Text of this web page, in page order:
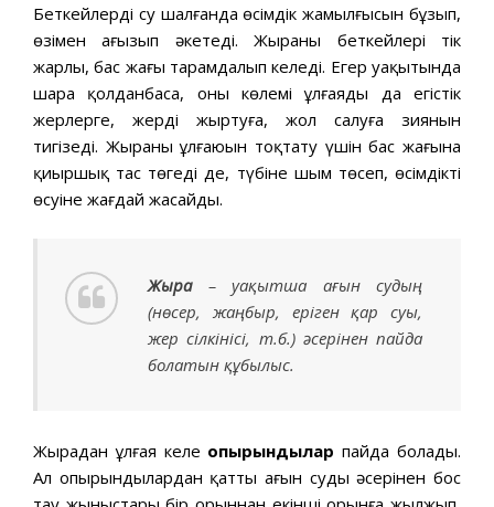
Беткейлерді су шалғанда өсімдік жамылғысын бұзып,
өзімен ағызып әкетеді. Жыраның беткейлері тік
жарлы, бас жағы тарамдалып келеді. Егер уақытында
шара қолданбаса, оның көлемі ұлғаяды да егістік
жерлерге, жерді жыртуға, жол салуға зиянын
тигізеді. Жыраның ұлғаюын тоқтату үшін бас жағына
қиыршық тас төгеді де, түбіне шым төсеп, өсімдіктің
өсуіне жағдай жасайды.
Жыра– уақытша ағын судың
(нөсер, жаңбыр, еріген қар суы,
жер сілкінісі, т.б.) әсерінен пайда
болатын құбылыс.
Жырадан ұлғая келе опырындылар пайда болады.
Ал опырындылардан қатты ағын судың әсерінен бос